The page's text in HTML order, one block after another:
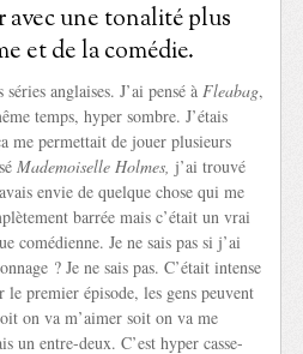
avec une tonalité plus
et de la comédie.
anglaises. J’ai pensé à Fleabag,
temps, hyper sombre. J’étais
me permettait de jouer plusieurs
Mademoiselle Holmes, j’ai trouvé
envie de quelque chose qui me
barrée mais c’était un vrai
comédienne. Je ne sais pas si j’ai
? Je ne sais pas. C’était intense
premier épisode, les gens peuvent
on va m’aimer soit on va me
un entre-deux. C’est hyper casse-